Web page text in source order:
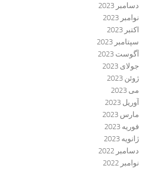
دسامبر 2023
نوامبر 2023
اکتبر 2023
سپتامبر 2023
آگوست 2023
جولای 2023
ژوئن 2023
می 2023
آوریل 2023
مارس 2023
فوریه 2023
ژانویه 2023
دسامبر 2022
نوامبر 2022